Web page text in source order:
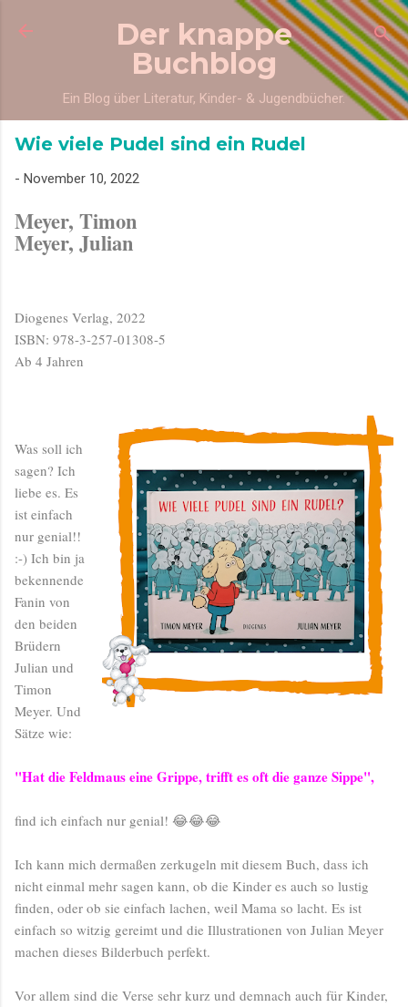
Direkt zum Hauptbereich
Der knappe
Buchblog
Ein Blog über Literatur, Kinder- & Jugendbücher.
Wie viele Pudel sind ein Rudel
- November 10, 2022
Meyer, Timon
Meyer, Julian
Diogenes Verlag, 2022
ISBN: 978-3-257-01308-5
Ab 4 Jahren
Was soll ich
sagen? Ich
liebe es. Es
ist einfach
nur genial!!
:-) Ich bin ja
bekennende
Fanin von
den beiden
Brüdern
Julian und
Timon
Meyer. Und
Sätze wie:
"Hat die Feldmaus eine Grippe, trifft es oft die ganze Sippe",
find ich einfach nur genial! 😂😂😂
Ich kann mich dermaßen zerkugeln mit diesem Buch, dass ich
nicht einmal mehr sagen kann, ob die Kinder es auch so lustig
finden, oder ob sie einfach lachen, weil Mama so lacht. Es ist
einfach so witzig gereimt und die Illustrationen von Julian Meyer
machen dieses Bilderbuch perfekt.
Vor allem sind die Verse sehr kurz und demnach auch für Kinder,